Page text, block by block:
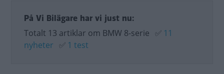
På Vi Bilägare har vi just nu:
Totalt 13 artiklar om BMW 8-serie ✅ 11
nyheter ✅ 1 test